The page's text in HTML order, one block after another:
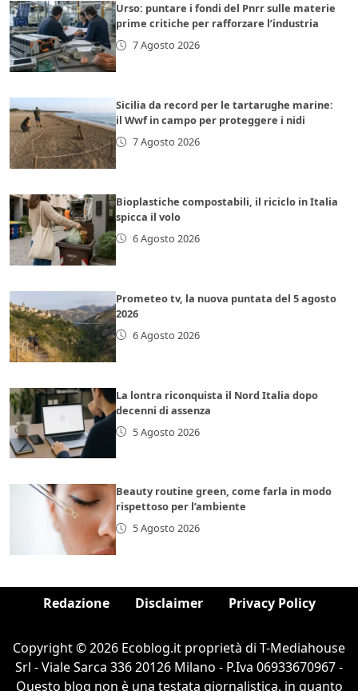
Urso: puntare i fondi del Pnrr sulle materie
prime critiche per rafforzare l’industria
7 Agosto 2026
Sicilia da record per le tartarughe marine:
il Wwf in campo per proteggere i nidi
7 Agosto 2026
Bioplastiche compostabili, il riciclo in Italia
spicca il volo
6 Agosto 2026
Prometeo tv, la nuova puntata del 5 agosto
2026
6 Agosto 2026
La lontra riconquista il Nord Italia dopo
decenni di assenza
5 Agosto 2026
Beauty routine green, come farla in modo
rispettoso per l’ambiente
5 Agosto 2026
Redazione Disclaimer Privacy Policy
Copyright © 2026 Ecoblog.it proprietà di T-Mediahouse
Srl - Viale Sarca 336 20126 Milano - P.Iva 06933670967 -
Questo blog non è una testata giornalistica, in quanto